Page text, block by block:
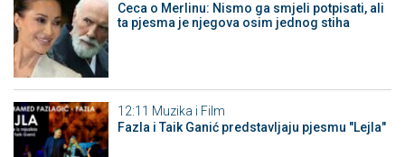
Ceca o Merlinu: Nismo ga smjeli potpisati, ali
ta pjesma je njegova osim jednog stiha
12:11 Muzika i Film
Fazla i Taik Ganić predstavljaju pjesmu "Lejla"